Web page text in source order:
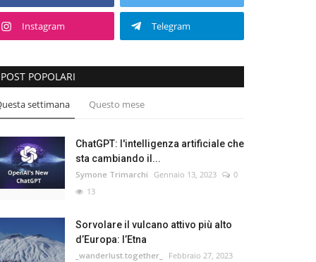
Instagram Telegram
POST POPOLARI
settimana Questo mese
ChatGPT: l'intelligenza artificiale che
sta cambiando il...
Symone Trimarchi Gennaio 13, 2023
0
13
Sorvolare il vulcano attivo più alto
d’Europa: l’Etna
_wanderlust.together_
Febbraio 27, 2023